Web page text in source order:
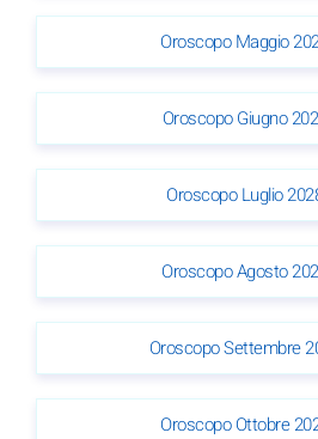
Oroscopo Maggio
Oroscopo Giugno
Oroscopo Luglio
Oroscopo Agosto
Oroscopo Settembre
Oroscopo Ottobre